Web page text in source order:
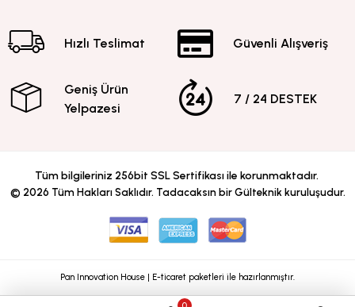
Hızlı Teslimat Güvenli Alışveriş
Geniş Ürün
Yelpazesi
7 / 24 DESTEK
Tüm bilgileriniz 256bit SSL Sertifikası ile korunmaktadır.
© 2026 Tüm Hakları Saklıdır. Tadacaksın bir Gülteknik kuruluşudur.
Pan Innovation House | E-ticaret paketleri ile hazırlanmıştır.